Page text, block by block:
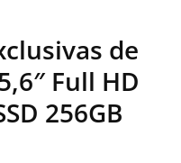
de
Full HD
256GB